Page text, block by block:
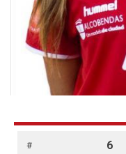
# 6